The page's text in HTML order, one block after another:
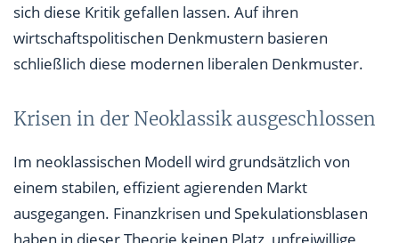
sich diese Kritik gefallen lassen. Auf ihren
wirtschaftspolitischen Denkmustern basieren
schließlich diese modernen liberalen Denkmuster.
Krisen in der Neoklassik ausgeschlossen
Im neoklassischen Modell wird grundsätzlich von
einem stabilen, effizient agierenden Markt
ausgegangen. Finanzkrisen und Spekulationsblasen
haben in dieser Theorie keinen Platz, unfreiwillige